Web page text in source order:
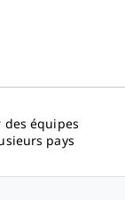
équipes
pays